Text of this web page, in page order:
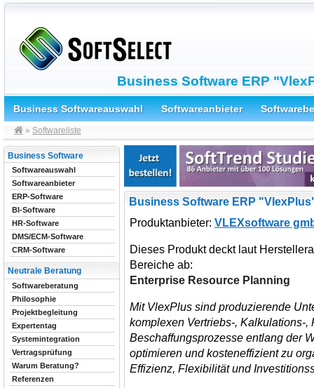
Business Software ERP
Business Softwareauswahl Softwareanbieter
» Softwareliste
Business Software ERP
Produktanbieter: VLEXsoftware
Dieses Produkt deckt laut
Bereiche ab:
Enterprise Resource Planning
Mit VlexPlus sind produzierende
komplexen Vertriebs-, Kalkulations-
Beschaffungsprozesse entlang der
optimieren und kosteneffizient zu
Effizienz, Flexibilität und
Business Software
Softwareauswahl
Softwareanbieter
ERP-Software
BI-Software
HR-Software
DMS/ECM-Software
CRM-Software
Neutrale Beratung
Softwareberatung
Philosophie
Projektbegleitung
Expertentag
Systemintegration
Vertragsprüfung
Warum Beratung?
Referenzen